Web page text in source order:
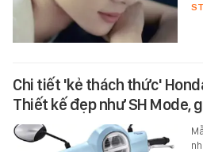
Chi tiết 'kẻ thách thức'
Thiết kế đẹp như SH Mode,